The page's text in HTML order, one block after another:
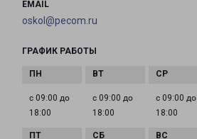
EMAIL
oskol@pecom.ru
ГРАФИК РАБОТЫ
с 09:00 до
18:00
с 09:00 до
18:00
с 09:00 до
18:00